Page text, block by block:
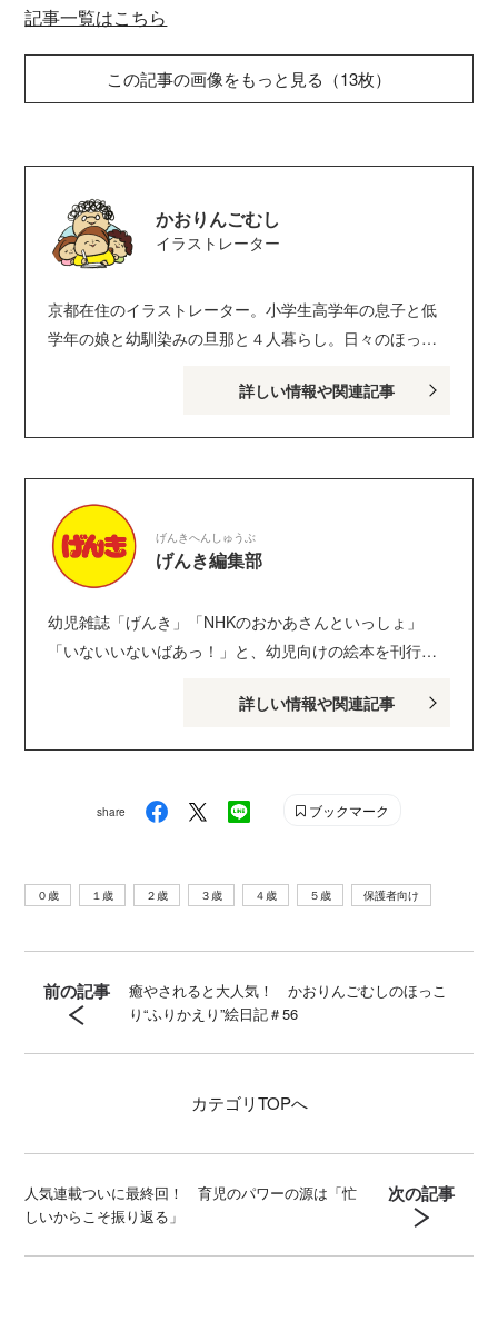
記事一覧はこちら
この記事の画像をもっと見る（13枚）
かおりんごむし
イラストレーター
京都在住のイラストレーター。小学生高学年の息子と低
学年の娘と幼馴染みの旦那と４人暮らし。日々のほっこ
切に過ごしたい」がテーマ。 ブログ：かおりんごむしの
詳しい情報や関連記事
げんきへんしゅうぶ
げんき編集部
幼児雑誌「げんき」「NHKのおかあさんといっしょ」
「いないいないばあっ！」と、幼児向けの絵本を刊行し
のお子さんがいるパパ・ママを中心に、おもしろくて役
詳しい情報や関連記事
share ブックマーク
０歳 １歳 ２歳 ３歳 ４歳 ５歳 保護者向け
前の記事
癒やされると大人気！ かおりんごむしのほっこ
り“ふりかえり”絵日記＃56
カテゴリTOPへ
人気連載ついに最終回！ 育児のパワーの源は「忙
しいからこそ振り返る」
次の記事